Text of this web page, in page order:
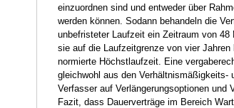
einzuordnen sind und entweder über
werden können. Sodann behandeln die
unbefristeter Laufzeit ein Zeitraum von
sie auf die Laufzeitgrenze von vier
normierte Höchstlaufzeit. Eine
gleichwohl aus den Verhältnismäßigkeits-
Verfasser auf Verlängerungsoptionen und
Fazit, dass Dauerverträge im Bereich